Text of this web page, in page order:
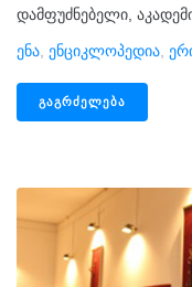
დამფუძნებელი,
Ენა Ენციკლოპედია
ᲒᲐᲒᲠᲫᲔᲚᲔᲑᲐ